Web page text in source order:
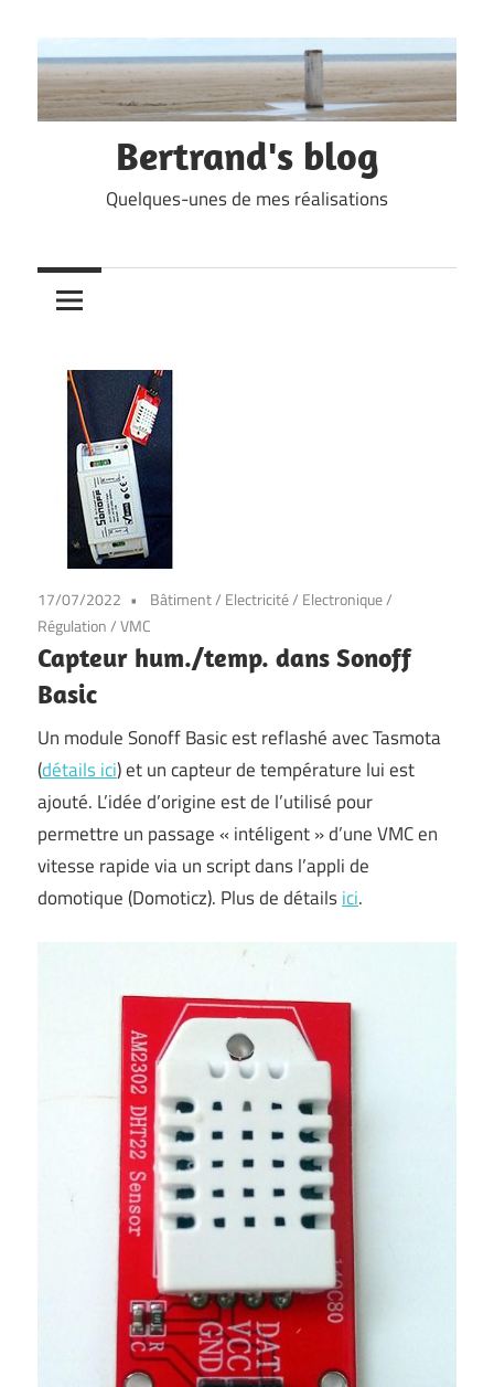
to
content
Bertrand's blog
Quelques-unes de mes réalisations
17/07/2022 Bâtiment/ Electricité/ Electronique/
Régulation/VMC
Capteur hum./temp. dans Sonoff
Basic
Un module Sonoff Basic est reflashé avec Tasmota
(détails ici) et un capteur de température lui est
ajouté. L’idée d’origine est de l’utilisé pour
permettre un passage « intéligent » d’une VMC en
vitesse rapide via un script dans l’appli de
domotique (Domoticz). Plus de détailsici.